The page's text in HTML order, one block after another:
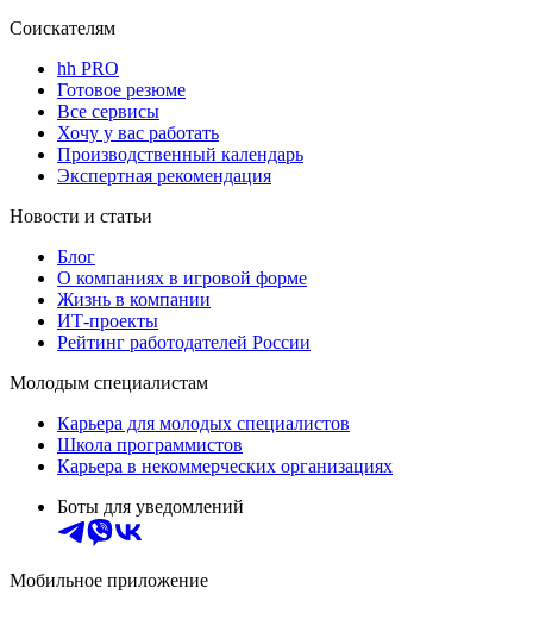
Соискателям
hh PRO
Готовое резюме
Все сервисы
Хочу у вас работать
Производственный календарь
Экспертная рекомендация
Новости и статьи
Блог
О компаниях в игровой форме
Жизнь в компании
ИТ-проекты
Рейтинг работодателей России
Молодым специалистам
Карьера для молодых специалистов
Школа программистов
Карьера в некоммерческих организациях
Боты для уведомлений
Мобильное приложение